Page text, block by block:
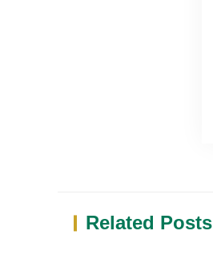
Related Posts